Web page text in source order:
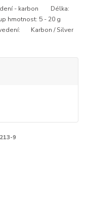
- karbon Délka:
hmotnost: 5 - 20 g
Karbon / Silver
9